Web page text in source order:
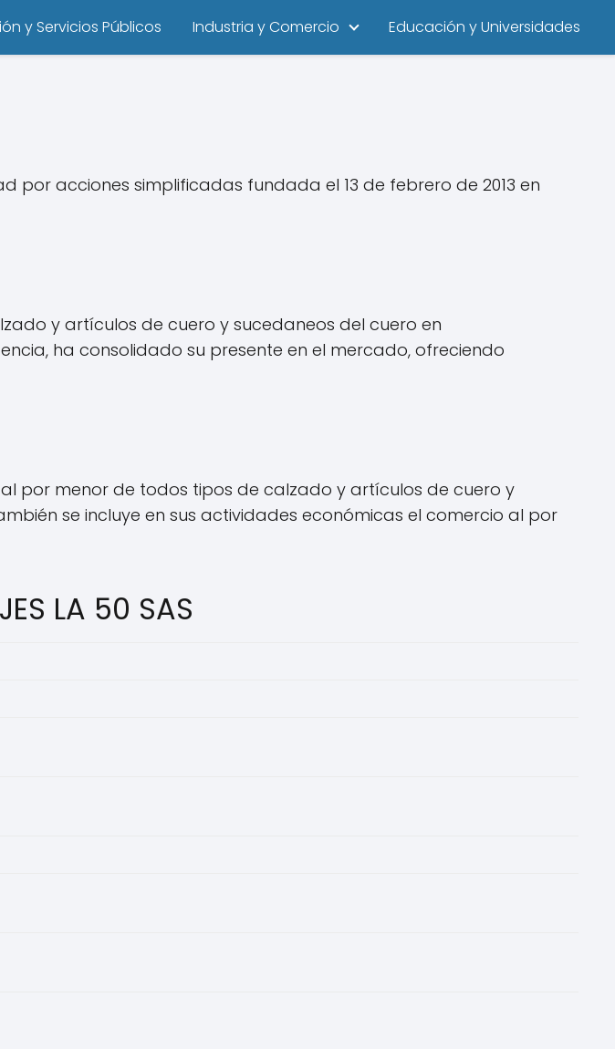
y Servicios Públicos Industria y Comercio Educación y Universidades
por acciones simplificadas fundada el 13 de febrero de 2013 en
y artículos de cuero y sucedaneos del cuero en
ha consolidado su presente en el mercado, ofreciendo
por menor de todos tipos de calzado y artículos de cuero y
se incluye en sus actividades económicas el comercio al por
LA 50 SAS